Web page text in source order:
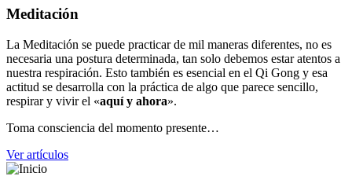
Meditación
La Meditación se puede practicar de mil maneras diferentes, no es
necesaria una postura determinada, tan solo debemos estar atentos a
nuestra respiración. Esto también es esencial en el Qi Gong y esa
actitud se desarrolla con la práctica de algo que parece sencillo,
respirar y vivir el «aquí y ahora».
Toma consciencia del momento presente…
Ver artículos